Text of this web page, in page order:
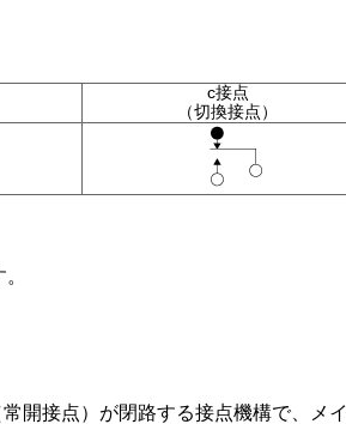
c接点
（切換接点）
開接点）が閉路する接点機構で、メイ